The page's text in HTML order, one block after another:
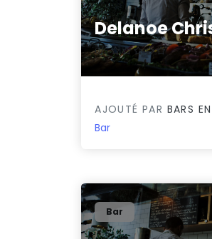
Delanoe
0/5
AJOUTÉ PAR BARS
Bar
Bar